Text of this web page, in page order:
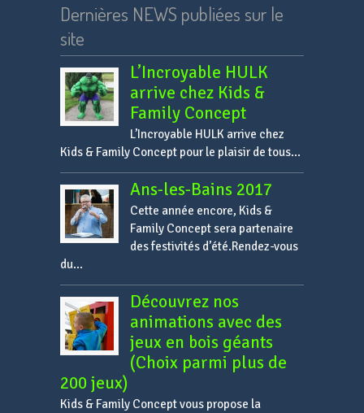
Dernières NEWS publiées sur le
site
L’Incroyable HULK
arrive chez Kids &
Family Concept
L’Incroyable HULK arrive chez
Kids & Family Concept pour le plaisir de tous...
Ans-les-Bains 2017
Cette année encore, Kids &
Family Concept sera partenaire
des festivités d’été.Rendez-vous
du...
Découvrez nos
animations avec des
jeux en bois géants
(Choix parmi plus de
200 jeux)
Kids & Family Concept vous propose la